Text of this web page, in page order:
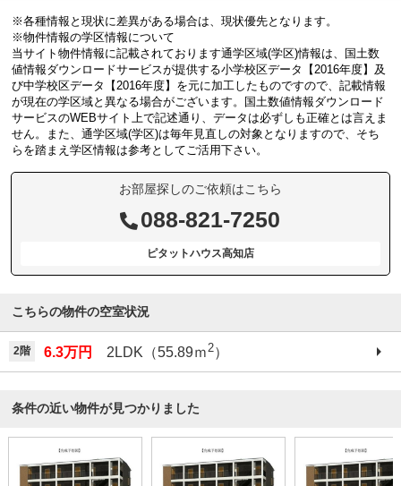
※各種情報と現状に差異がある場合は、現状優先となります。
※物件情報の学区情報について
当サイト物件情報に記載されております通学区域(学区)情報は、国土数
値情報ダウンロードサービスが提供する小学校区データ【2016年度】及
び中学校区データ【2016年度】を元に加工したものですので、記載情報
が現在の学区域と異なる場合がございます。国土数値情報ダウンロード
サービスのWEBサイト上で記述通り、データは必ずしも正確とは言えま
せん。また、通学区域(学区)は毎年見直しの対象となりますので、そち
らを踏まえ学区情報は参考としてご活用下さい。
お部屋探しのご依頼はこちら
088-821-7250
ピタットハウス高知店
こちらの物件の空室状況
2階 6.3万円 2LDK（55.89ｍ2）
条件の近い物件が見つかりました